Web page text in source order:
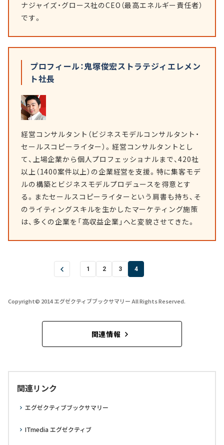
ナジャイズ・グロース社のCEO（最高エネルギー責任者）
です。
プロフィール：鬼塚俊宏ストラテジィエレメン
ト社長
経営コンサルタント（ビジネスモデルコンサルタント・
セールスコピーライター）。経営コンサルタントとし
て、上場企業から個人プロフェッショナルまで、420社
以上（1400案件以上）の企業経営を支援。特に集客モデ
ルの構築とビジネスモデルプロデュースを得意とす
る。またセールスコピーライターという肩書も持ち、そ
のライティングスキルを生かしたマーケティング施策
は、多くの企業を「高収益企業」へと変貌させてきた。
1 2 3 4
Copyright© 2014 エグゼクティブブックサマリー All Rights Reserved.
関連情報
関連リンク
エグゼクティブブックサマリー
ITmedia エグゼクティブ